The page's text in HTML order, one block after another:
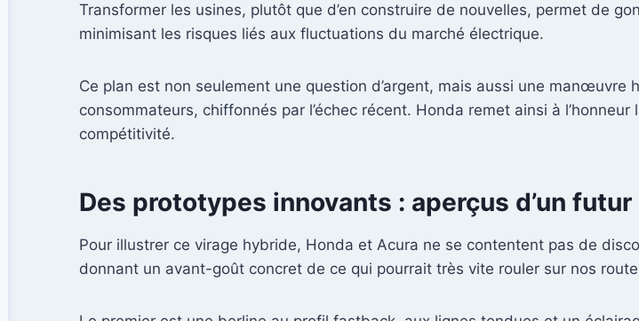
Transformer les usines, plutôt que d’en construire de nouvelles, permet de
minimisant les risques liés aux fluctuations du marché électrique.
Ce plan est non seulement une question d’argent, mais aussi une
consommateurs, chiffonnés par l’échec récent. Honda remet ainsi à l’honneur
compétitivité.
Des prototypes innovants : aperçus d’un
Pour illustrer ce virage hybride, Honda et Acura ne se contentent pas de
donnant un avant-goût concret de ce qui pourrait très vite rouler sur nos